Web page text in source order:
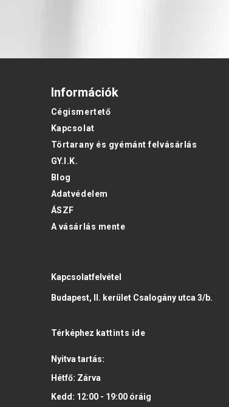
Információk
Cégismertető
Kapcsolat
Törtarany és gyémánt felvásárlás
GY.I.K.
Blog
Adatvédelem
ÁSZF
A vásárlás mente
Kapcsolatfelvétel
Budapest, II. kerület Csalogány utca 3/b.
Térképhez kattints ide
Nyitva tartás:
Hétfő: Zárva
Kedd: 12:00 - 19:00óráig